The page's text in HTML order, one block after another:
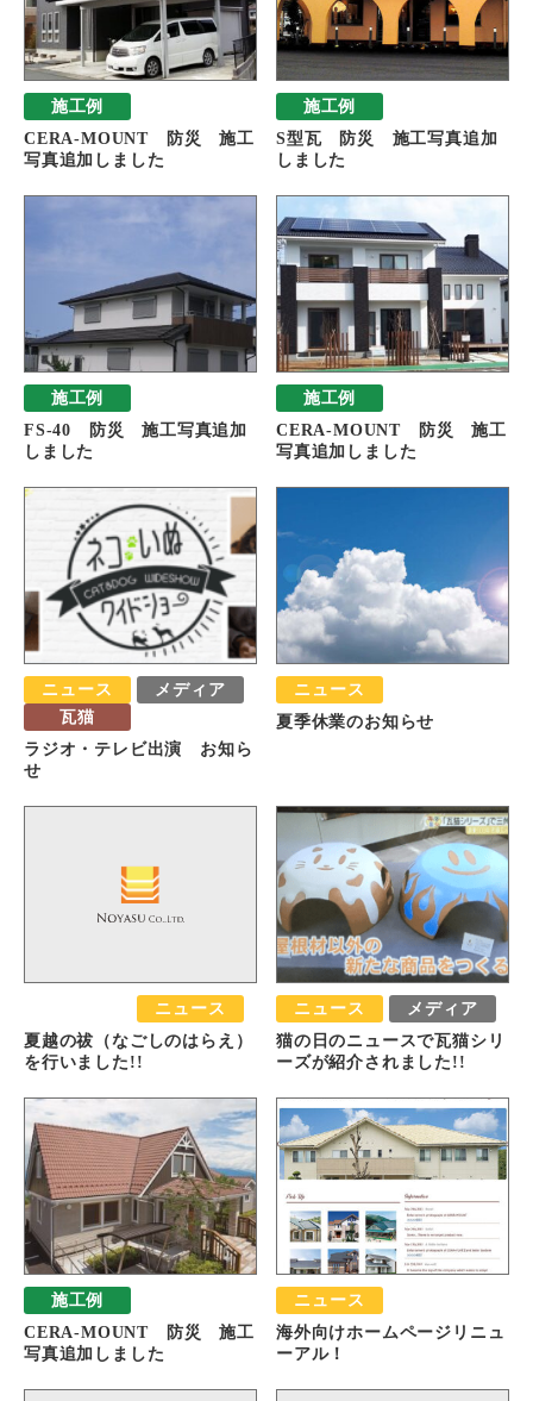
施工例
CERA-MOUNT 防災 施工
写真追加しました
施工例
S型瓦 防災 施工写真追加
しました
施工例
FS-40 防災 施工写真追加
しました
施工例
CERA-MOUNT 防災 施工
写真追加しました
ニュース
メディア
瓦猫
ラジオ・テレビ出演 お知ら
せ
ニュース
夏季休業のお知らせ
ニュース
夏越の祓（なごしのはらえ）
を行いました!!
ニュース メディア
猫の日のニュースで瓦猫シリ
ーズが紹介されました!!
施工例
CERA-MOUNT 防災 施工
写真追加しました
ニュース
海外向けホームページリニュ
ーアル！